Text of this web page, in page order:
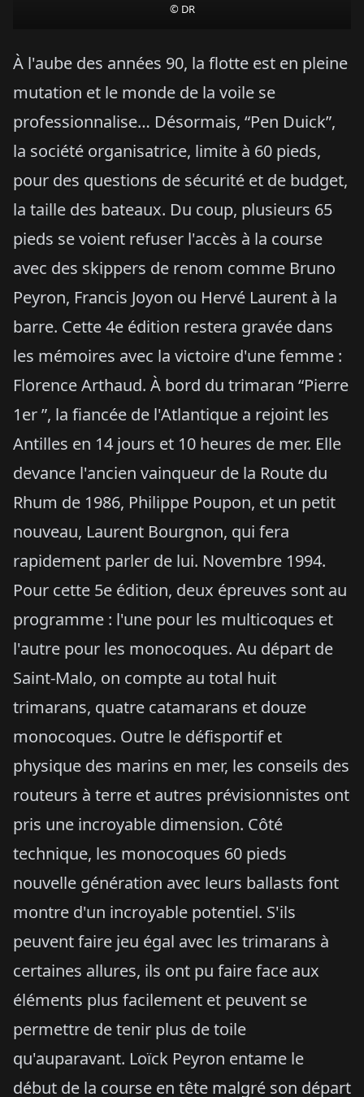
© DR
À l'aube des années 90, la flotte est en pleine
mutation et le monde de la voile se
professionnalise… Désormais, “Pen Duick”,
la société organisatrice, limite à 60 pieds,
pour des questions de sécurité et de budget,
la taille des bateaux. Du coup, plusieurs 65
pieds se voient refuser l'accès à la course
avec des skippers de renom comme Bruno
Peyron, Francis Joyon ou Hervé Laurent à la
barre. Cette 4e édition restera gravée dans
les mémoires avec la victoire d'une femme :
Florence Arthaud. À bord du trimaran “Pierre
1er ”, la fiancée de l'Atlantique a rejoint les
Antilles en 14 jours et 10 heures de mer. Elle
devance l'ancien vainqueur de la Route du
Rhum de 1986, Philippe Poupon, et un petit
nouveau, Laurent Bourgnon, qui fera
rapidement parler de lui. Novembre 1994.
Pour cette 5e édition, deux épreuves sont au
programme : l'une pour les multicoques et
l'autre pour les monocoques. Au départ de
Saint-Malo, on compte au total huit
trimarans, quatre catamarans et douze
monocoques. Outre le défisportif et
physique des marins en mer, les conseils des
routeurs à terre et autres prévisionnistes ont
pris une incroyable dimension. Côté
technique, les monocoques 60 pieds
nouvelle génération avec leurs ballasts font
montre d'un incroyable potentiel. S'ils
peuvent faire jeu égal avec les trimarans à
certaines allures, ils ont pu faire face aux
éléments plus facilement et peuvent se
permettre de tenir plus de toile
qu'auparavant. Loïck Peyron entame le
début de la course en tête malgré son départ